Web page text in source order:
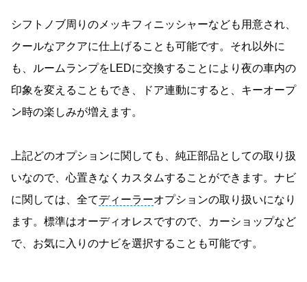
シフトノブ周りのメッキフィニッシャーなども用意され、
クールなアクアに仕上げることも可能です。それ以外に
も、ルームランプをLEDに交換することにより夜の車内の
印象を変えることもでき、ドア連動にすると、キーオープ
ン時の楽しみが増えます。
上記どのオプションに関しても、純正部品としての取り扱
いなので、心置きなくカスタムすることができます。ナビ
に関しては、全てディーラーオプションの取り扱いになり
ます。標準はオーディオレスですので、カーショップなど
で、お気に入りのナビを選択することも可能です。